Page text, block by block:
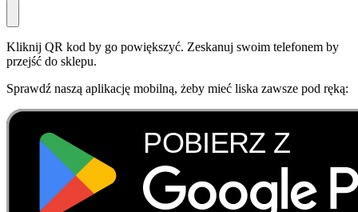
Kliknij QR kod by go powiększyć. Zeskanuj swoim telefonem by
przejść do sklepu.
Sprawdź naszą aplikację mobilną, żeby mieć liska zawsze pod ręką: